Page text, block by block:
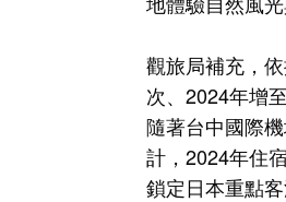
觀旅局補充，
次、2024年增
隨著台中國際
計，2024年住
鎖定日本重點